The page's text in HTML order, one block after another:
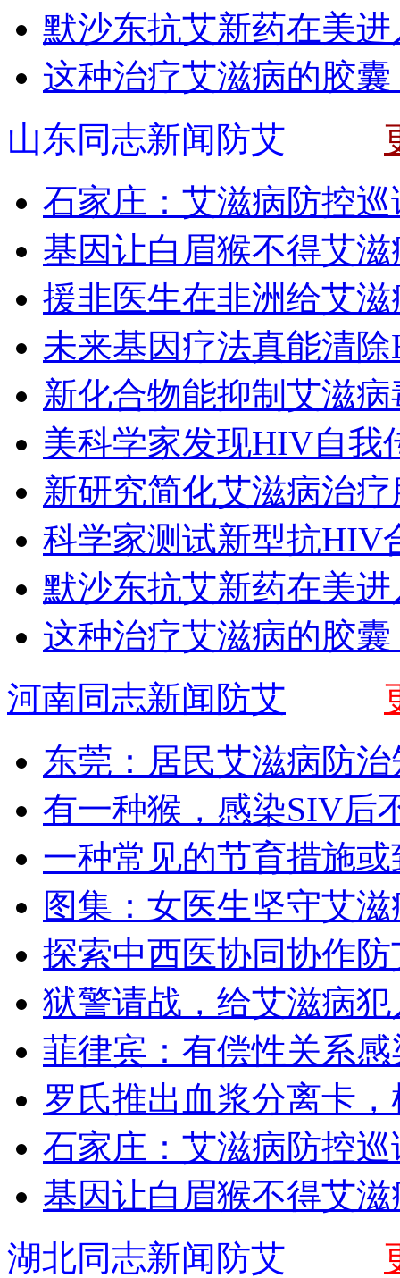
默沙东抗艾新药在美
这种治疗艾滋病的胶
山东同志新闻防艾
石家庄：艾滋病防控
基因让白眉猴不得艾滋
援非医生在非洲给艾
未来基因疗法真能清
新化合物能抑制艾滋
美科学家发现HIV自我
新研究简化艾滋病治
科学家测试新型抗HIV
默沙东抗艾新药在美
这种治疗艾滋病的胶
河南同志新闻防艾
东莞：居民艾滋病防
有一种猴，感染SIV后
一种常见的节育措施
图集：女医生坚守艾
探索中西医协同协作防
狱警请战，给艾滋病
菲律宾：有偿性关系
罗氏推出血浆分离卡
石家庄：艾滋病防控
基因让白眉猴不得艾滋
湖北同志新闻防艾